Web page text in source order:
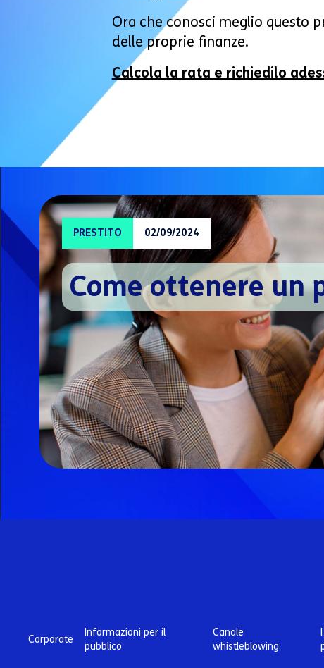
Ora che conosci meglio questo
delle proprie finanze.
Calcola la rata e richiedilo
PRESTITO 02/09/2024
Come ottenere un
Corporate
Informazioni per il
pubblico
Canale
whistleblowing